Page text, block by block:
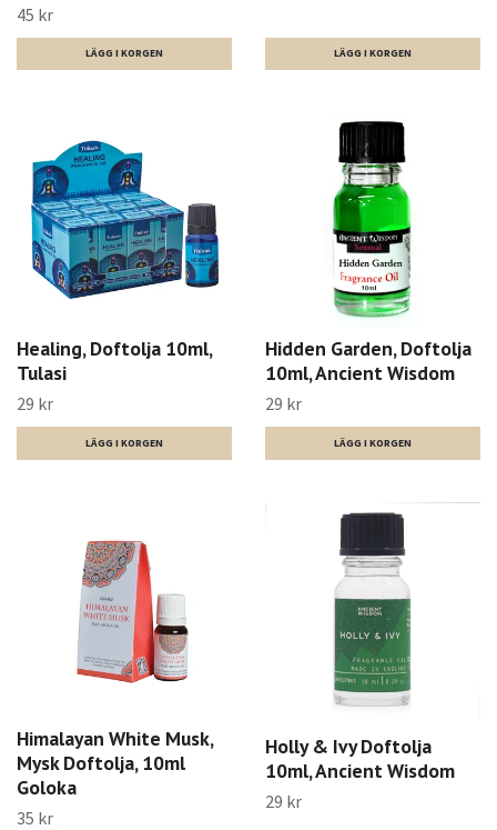
45 kr
Healing, Doftolja 10ml,
Tulasi
29 kr
Hidden Garden, Doftolja
10ml, Ancient Wisdom
29 kr
Himalayan White Musk,
Mysk Doftolja, 10ml
Goloka
35 kr
Holly & Ivy Doftolja
10ml, Ancient Wisdom
29 kr